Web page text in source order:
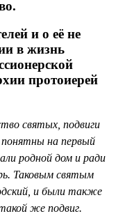
и о её не
в жизнь
протоиерей
святых, подвиги
на первый
родной дом и ради
Таковым святым
и были также
же подвиг.